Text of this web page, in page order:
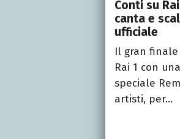
Conti su
canta e
ufficiale
Il gran finale
Rai 1 con
speciale
artisti, per...